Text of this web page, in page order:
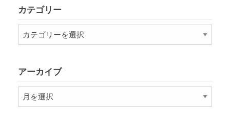
カテゴリー
テ
ー
アーカイブ
ア
ー